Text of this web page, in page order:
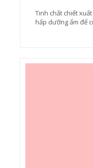
Tinh chất chiết
hấp dưỡng ẩm để